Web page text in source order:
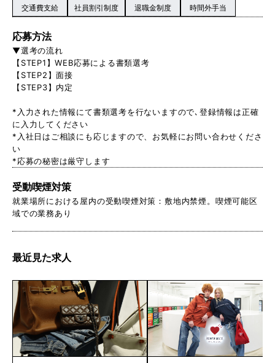
交通費支給 社員割引制度 退職金制度 時間外手当
応募方法
▼選考の流れ
【STEP1】WEB応募による書類選考
【STEP2】面接
【STEP3】内定
*入力された情報にて書類選考を行ないますので､登録情報は正確
に入力してください
*入社日はご相談にも応じますので、お気軽にお問い合わせくださ
い
*応募の秘密は厳守します
受動喫煙対策
就業場所における屋内の受動喫煙対策：敷地内禁煙。喫煙可能区
域での業務あり
最近見た求人